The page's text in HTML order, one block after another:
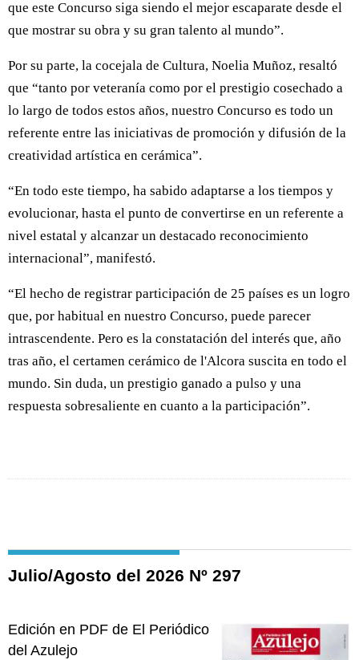
que este Concurso siga siendo el mejor escaparate desde el
que mostrar su obra y su gran talento al mundo”.
Por su parte, la cocejala de Cultura, Noelia Muñoz, resaltó
que “tanto por veteranía como por el prestigio cosechado a
lo largo de todos estos años, nuestro Concurso es todo un
referente entre las iniciativas de promoción y difusión de la
creatividad artística en cerámica”.
“En todo este tiempo, ha sabido adaptarse a los tiempos y
evolucionar, hasta el punto de convertirse en un referente a
nivel estatal y alcanzar un destacado reconocimiento
internacional”, manifestó.
“El hecho de registrar participación de 25 países es un logro
que, por habitual en nuestro Concurso, puede parecer
intrascendente. Pero es la constatación del interés que, año
tras año, el certamen cerámico de l'Alcora suscita en todo el
mundo. Sin duda, un prestigio ganado a pulso y una
respuesta sobresaliente en cuanto a la participación”.
Julio/Agosto del 2026 Nº 297
Edición en PDF de El Periódico
del Azulejo